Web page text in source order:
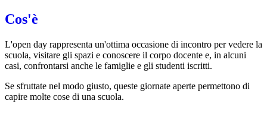
Cos'è
L'open day rappresenta un'ottima occasione di incontro per vedere la
scuola, visitare gli spazi e conoscere il corpo docente e, in alcuni
casi, confrontarsi anche le famiglie e gli studenti iscritti.
Se sfruttate nel modo giusto, queste giornate aperte permettono di
capire molte cose di una scuola.